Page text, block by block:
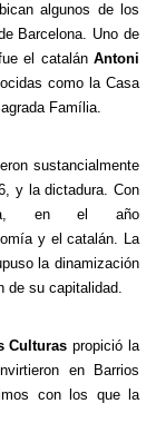
algunos de los
Barcelona. Uno de
el catalán Antoni
como la Casa
Família.
sustancialmente
y la dictadura. Con
en el año
y el catalán. La
la dinamización
de su capitalidad.
Culturas propició la
en Barrios
con los que
la